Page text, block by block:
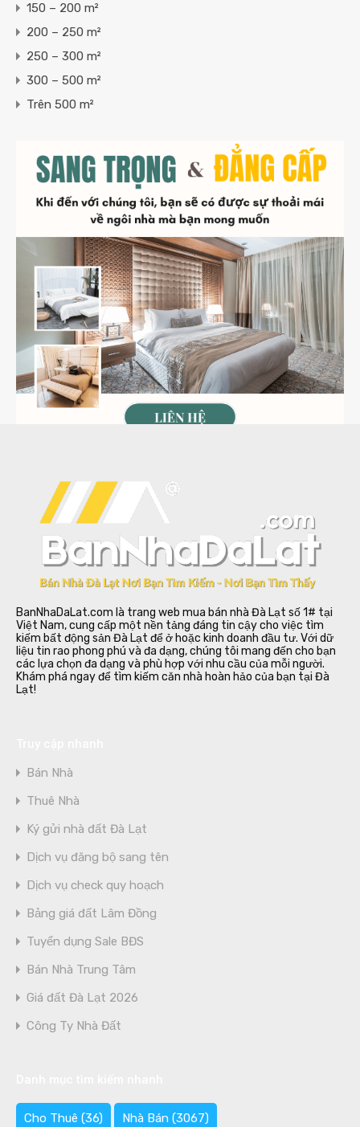
150 – 200 m²
200 – 250 m²
250 – 300 m²
300 – 500 m²
Trên 500 m²
BanNhaDaLat.com là trang web mua bán nhà Đà Lạt số 1# tại
Việt Nam, cung cấp một nền tảng đáng tin cậy cho việc tìm
kiếm bất động sản Đà Lạt để ở hoặc kinh doanh đầu tư. Với dữ
liệu tin rao phong phú và đa dạng, chúng tôi mang đến cho bạn
các lựa chọn đa dạng và phù hợp với nhu cầu của mỗi người.
Khám phá ngay để tìm kiếm căn nhà hoàn hảo của bạn tại Đà
Lạt!
Bán Nhà
Thuê Nhà
Ký gửi nhà đất Đà Lạt
Dịch vụ đăng bộ sang tên
Dịch vụ check quy hoạch
Bảng giá đất Lâm Đồng
Tuyển dụng Sale BĐS
Bán Nhà Trung Tâm
Giá đất Đà Lạt 2026
Công Ty Nhà Đất
Cho Thuê (36) Nhà Bán (3067)